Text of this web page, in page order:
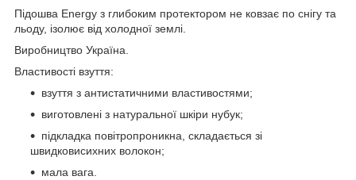
Підошва Energy з глибоким протектором не ковзає по снігу та
льоду, ізолює від холодної землі.
Виробництво Україна.
Властивості взуття:
взуття з антистатичними властивостями;
виготовлені з натуральної шкіри нубук;
підкладка повітропроникна, складається зі
швидковисихних волокон;
мала вага.